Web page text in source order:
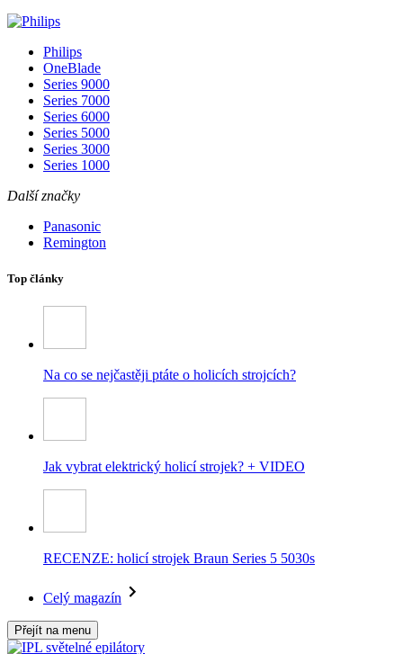
Philips
OneBlade
Series 9000
Series 7000
Series 6000
Series 5000
Series 3000
Series 1000
Další značky
Panasonic
Remington
Top články
Na co se nejčastěji ptáte o holicích strojcích?
Jak vybrat elektrický holicí strojek? + VIDEO
RECENZE: holicí strojek Braun Series 5 5030s
Celý magazín
Přejít na menu